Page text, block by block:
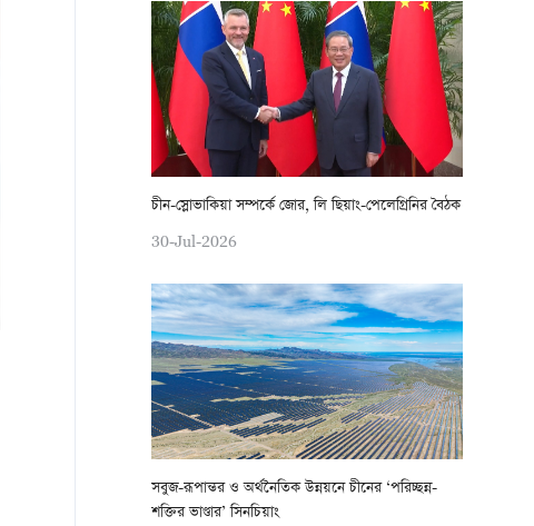
চীন-স্লোভাকিয়া সম্পর্কে জোর, লি ছিয়াং-পেলেগ্রিনির বৈঠক
30-Jul-2026
সবুজ-রূপান্তর ও অর্থনৈতিক উন্নয়নে চীনের ‘পরিচ্ছন্ন-
শক্তির ভাণ্ডার’ সিনচিয়াং